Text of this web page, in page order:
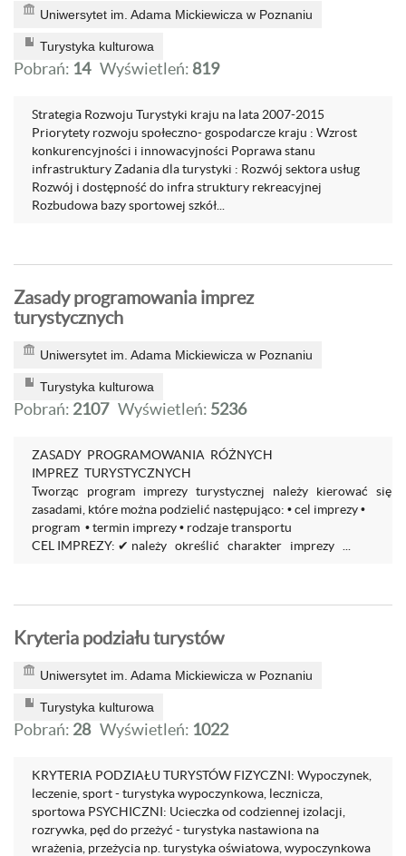
Uniwersytet im. Adama Mickiewicza w Poznaniu
Turystyka kulturowa
Pobrań: 14 Wyświetleń: 819
Strategia Rozwoju Turystyki kraju na lata 2007-2015
Priorytety rozwoju społeczno- gospodarcze kraju : Wzrost
konkurencyjności i innowacyjności Poprawa stanu
infrastruktury Zadania dla turystyki : Rozwój sektora usług
Rozwój i dostępność do infra struktury rekreacyjnej
Rozbudowa bazy sportowej szkół...
Zasady programowania imprez
turystycznych
Uniwersytet im. Adama Mickiewicza w Poznaniu
Turystyka kulturowa
Pobrań: 2107 Wyświetleń: 5236
ZASADY PROGRAMOWANIA RÓŻNYCH
IMPREZ TURYSTYCZNYCH
Tworząc program imprezy turystycznej należy kierować się
zasadami, które można podzielić następująco: • cel imprezy •
program • termin imprezy • rodzaje transportu
CEL IMPREZY: ✔ należy określić charakter imprezy ...
Kryteria podziału turystów
Uniwersytet im. Adama Mickiewicza w Poznaniu
Turystyka kulturowa
Pobrań: 28 Wyświetleń: 1022
KRYTERIA PODZIAŁU TURYSTÓW FIZYCZNI: Wypoczynek,
leczenie, sport - turystyka wypoczynkowa, lecznicza,
sportowa PSYCHICZNI: Ucieczka od codziennej izolacji,
rozrywka, pęd do przeżyć - turystyka nastawiona na
wrażenia, przeżycia np. turystyka oświatowa, wypoczynkowa